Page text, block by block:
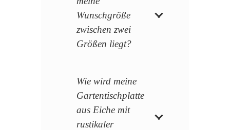
Wunschgröße
zwischen zwei
Größen liegt?
Wie wird meine
Gartentischplatte
aus Eiche mit
rustikaler